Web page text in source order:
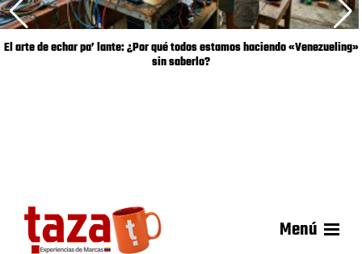
El arte de echar pa’ lante: ¿Por qué todos estamos haciendo «Venezueling»
sin saberlo?
Menú